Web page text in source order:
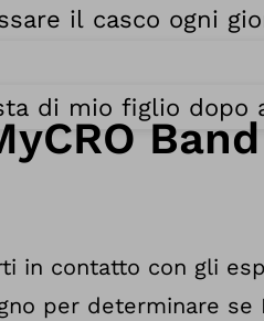
il casco ogni
di mio figlio dopo
in contatto con gli
per determinare se